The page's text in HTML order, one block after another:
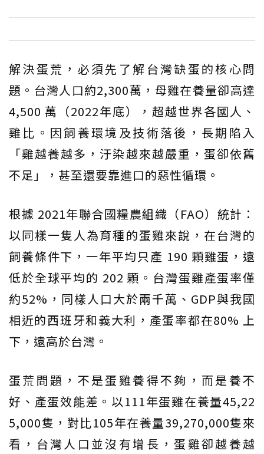
解決蛋荒，必須先了解台灣缺蛋的核心問
題。台灣人口約2,300萬，母雞在養量卻高達
4,500 萬（2022年底），超越世界各國人、
雞比。因飼養環境及技術落後，長期陷入
「雞越養越多，汙染越來越嚴重，蛋卻依舊
不足」，甚至還要靠進口的惡性循環。
根據 2021年聯合國糧農組織（FAO）統計：
以同樣一隻人為育種的蛋雞來說，在台灣的
飼養條件下，一年平均只產 190 顆雞蛋，遠
低於全球平均的 202 顆。台灣蛋雞產蛋率僅
約52%，同樣人口大於兩千萬、GDP與我國
相近的西班牙和義大利，產蛋率都在80% 上
下，遠高於台灣。
蛋荒問題，不是蛋雞養得不夠，而是養不
好、產蛋效能差。以111年蛋雞在養量45,22
5,000隻，對比105年在養量39,270,000隻來
看，台灣人口並沒有增長，蛋雞卻越養越